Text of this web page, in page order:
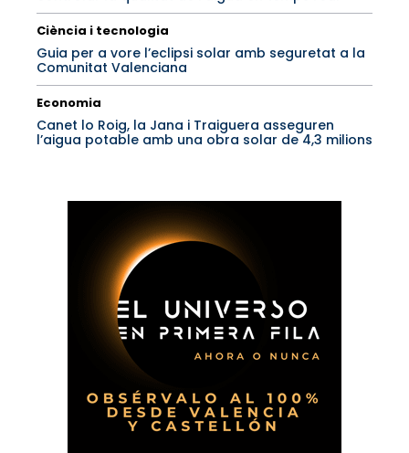
Ciència i tecnologia
Guia per a vore l’eclipsi solar amb seguretat a la
Comunitat Valenciana
Economia
Canet lo Roig, la Jana i Traiguera asseguren
l’aigua potable amb una obra solar de 4,3 milions